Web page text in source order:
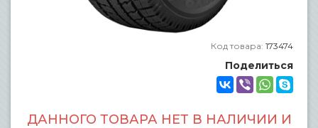
Код товара: 173474
Поделиться
ДАННОГО ТОВАРА НЕТ В НАЛИЧИИ И